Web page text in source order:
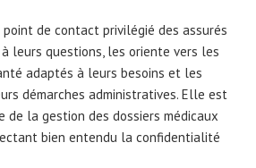
point de contact privilégié des assurés
leurs questions, les oriente vers les
adaptés à leurs besoins et les
démarches administratives. Elle est
de la gestion des dossiers médicaux
bien entendu la confidentialité